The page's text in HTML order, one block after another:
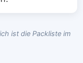
ist die Packliste im